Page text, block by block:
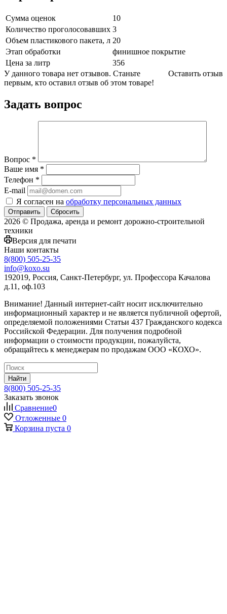
Сумма оценок
10
Количество проголосовавших 3
Объем пластикового пакета, л 20
Этап обработки
финишное покрытие
Цена за литр
356
Оставить отзыв
У данного товара нет отзывов. Станьте
первым, кто оставил отзыв об этом товаре!
Задать вопрос
Вопрос *
Ваше имя *
Телефон *
E-mail
Я согласен на обработку персональных данных
Сбросить
2026 © Продажа, аренда и ремонт дорожно-строительной
техники
Версия для печати
Наши контакты
8(800) 505-25-35
info@koxo.su
192019, Россия, Санкт-Петербург, ул. Профессора Качалова
д.11, оф.103
Внимание! Данный интернет-сайт носит исключительно
информационный характер и не является публичной офертой,
определяемой положениями Статьи 437 Гражданского кодекса
Российской Федерации. Для получения подробной
информации о стоимости продукции, пожалуйста,
обращайтесь к менеджерам по продажам ООО «КОХО».
Найти
8(800) 505-25-35
Заказать звонок
Сравнение0
Отложенные 0
Корзина пуста 0